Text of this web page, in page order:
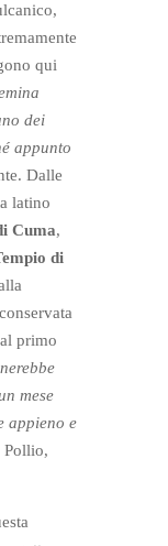
qui
dei
appunto
Dalle
latino
Cuma,
di
primo
mese
appieno e
Pollio,